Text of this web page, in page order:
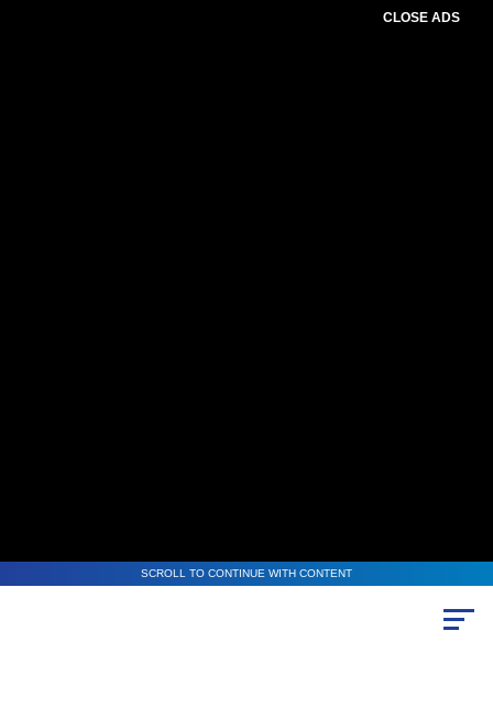
CLOSE ADS
SCROLL TO CONTINUE WITH CONTENT